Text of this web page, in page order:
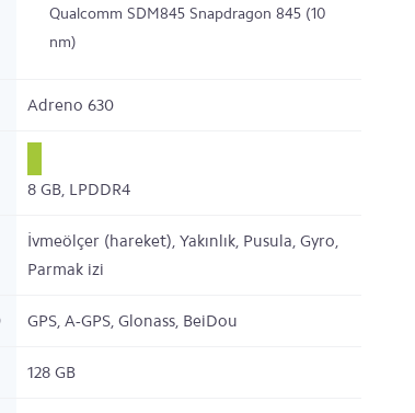
Qualcomm SDM845 Snapdragon 845 (10
nm)
Adreno 630
8 GB, LPDDR4
İvmeölçer (hareket), Yakınlık, Pusula, Gyro,
Parmak izi
GPS, A-GPS, Glonass, BeiDou
128 GB